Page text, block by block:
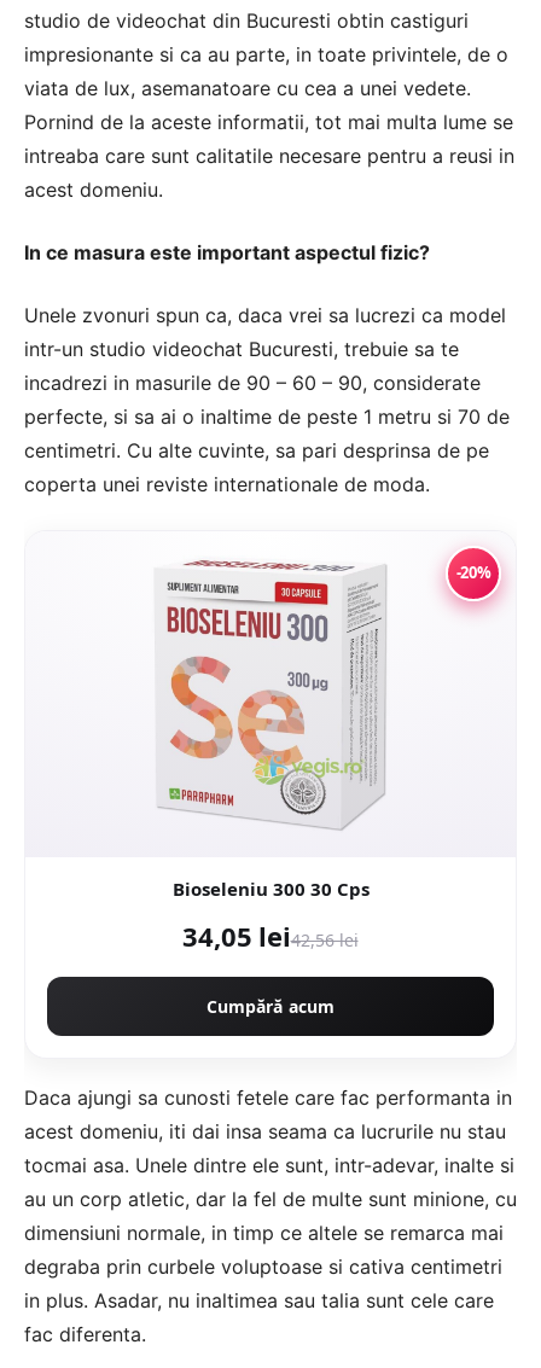
studio de videochat din Bucuresti obtin castiguri
impresionante si ca au parte, in toate privintele, de o
viata de lux, asemanatoare cu cea a unei vedete.
Pornind de la aceste informatii, tot mai multa lume se
intreaba care sunt calitatile necesare pentru a reusi in
acest domeniu.
In ce masura este important aspectul fizic?
Unele zvonuri spun ca, daca vrei sa lucrezi ca model
intr-un studio videochat Bucuresti, trebuie sa te
incadrezi in masurile de 90 – 60 – 90, considerate
perfecte, si sa ai o inaltime de peste 1 metru si 70 de
centimetri. Cu alte cuvinte, sa pari desprinsa de pe
coperta unei reviste internationale de moda.
-20%
Bioseleniu 300 30 Cps
34,05 lei42,56 lei
Cumpără acum
Daca ajungi sa cunosti fetele care fac performanta in
acest domeniu, iti dai insa seama ca lucrurile nu stau
tocmai asa. Unele dintre ele sunt, intr-adevar, inalte si
au un corp atletic, dar la fel de multe sunt minione, cu
dimensiuni normale, in timp ce altele se remarca mai
degraba prin curbele voluptoase si cativa centimetri
in plus. Asadar, nu inaltimea sau talia sunt cele care
fac diferenta.